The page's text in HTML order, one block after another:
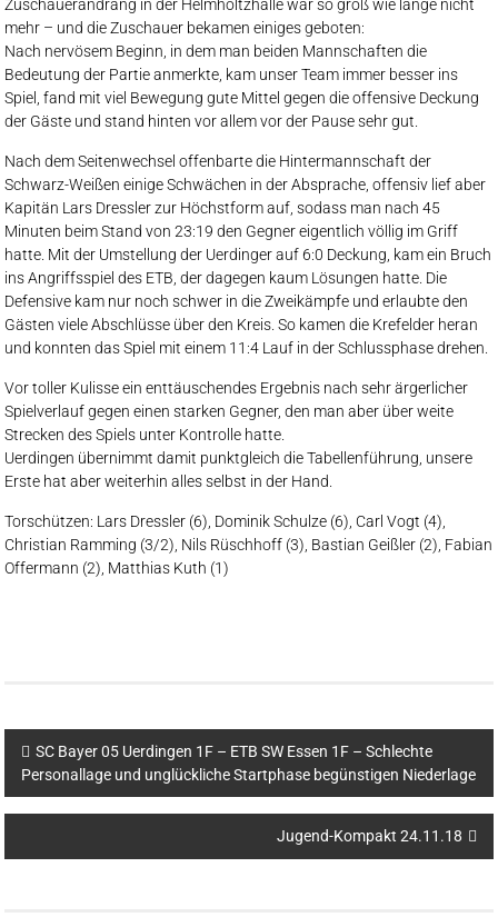
Zuschauerandrang in der Helmholtzhalle war so groß wie lange nicht
mehr – und die Zuschauer bekamen einiges geboten:
Nach nervösem Beginn, in dem man beiden Mannschaften die
Bedeutung der Partie anmerkte, kam unser Team immer besser ins
Spiel, fand mit viel Bewegung gute Mittel gegen die offensive Deckung
der Gäste und stand hinten vor allem vor der Pause sehr gut.
Nach dem Seitenwechsel offenbarte die Hintermannschaft der
Schwarz-Weißen einige Schwächen in der Absprache, offensiv lief aber
Kapitän Lars Dressler zur Höchstform auf, sodass man nach 45
Minuten beim Stand von 23:19 den Gegner eigentlich völlig im Griff
hatte. Mit der Umstellung der Uerdinger auf 6:0 Deckung, kam ein Bruch
ins Angriffsspiel des ETB, der dagegen kaum Lösungen hatte. Die
Defensive kam nur noch schwer in die Zweikämpfe und erlaubte den
Gästen viele Abschlüsse über den Kreis. So kamen die Krefelder heran
und konnten das Spiel mit einem 11:4 Lauf in der Schlussphase drehen.
Vor toller Kulisse ein enttäuschendes Ergebnis nach sehr ärgerlicher
Spielverlauf gegen einen starken Gegner, den man aber über weite
Strecken des Spiels unter Kontrolle hatte.
Uerdingen übernimmt damit punktgleich die Tabellenführung, unsere
Erste hat aber weiterhin alles selbst in der Hand.
Torschützen: Lars Dressler (6), Dominik Schulze (6), Carl Vogt (4),
Christian Ramming (3/2), Nils Rüschhoff (3), Bastian Geißler (2), Fabian
Offermann (2), Matthias Kuth (1)
SC Bayer 05 Uerdingen 1F – ETB SW Essen 1F – Schlechte
Personallage und unglückliche Startphase begünstigen Niederlage
Jugend-Kompakt 24.11.18